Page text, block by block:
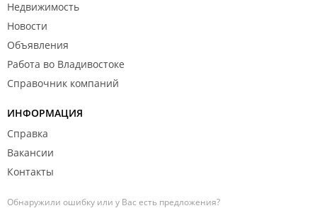
Недвижимость
Новости
Объявления
Работа во Владивостоке
Справочник компаний
ИНФОРМАЦИЯ
Справка
Вакансии
Контакты
Обнаружили ошибку или у Вас есть предложения?